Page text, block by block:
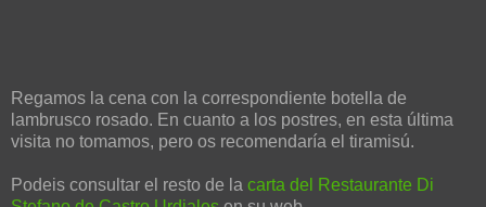
Regamos la cena con la correspondiente botella de
lambrusco rosado. En cuanto a los postres, en esta última
visita no tomamos, pero os recomendaría el tiramisú.
Podeis consultar el resto de la carta del Restaurante Di